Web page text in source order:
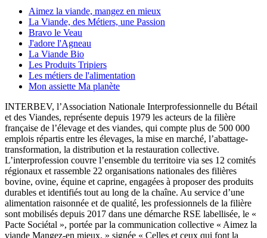
Aimez la viande, mangez en mieux
La Viande, des Métiers, une Passion
Bravo le Veau
J'adore l'Agneau
La Viande Bio
Les Produits Tripiers
Les métiers de l'alimentation
Mon assiette Ma planète
INTERBEV, l’Association Nationale Interprofessionnelle du Bétail
et des Viandes, représente depuis 1979 les acteurs de la filière
française de l’élevage et des viandes, qui compte plus de 500 000
emplois répartis entre les élevages, la mise en marché, l’abattage-
transformation, la distribution et la restauration collective.
L’interprofession couvre l’ensemble du territoire via ses 12 comités
régionaux et rassemble 22 organisations nationales des filières
bovine, ovine, équine et caprine, engagées à proposer des produits
durables et identifiés tout au long de la chaîne. Au service d’une
alimentation raisonnée et de qualité, les professionnels de la filière
sont mobilisés depuis 2017 dans une démarche RSE labellisée, le «
Pacte Sociétal », portée par la communication collective « Aimez la
viande Mangez-en mieux. » signée « Celles et ceux qui font la